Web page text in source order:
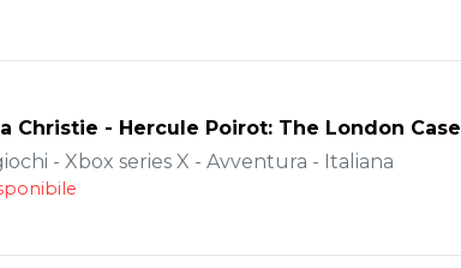
Christie - Hercule Poirot: The London Case
- Xbox series X - Avventura - Italiana